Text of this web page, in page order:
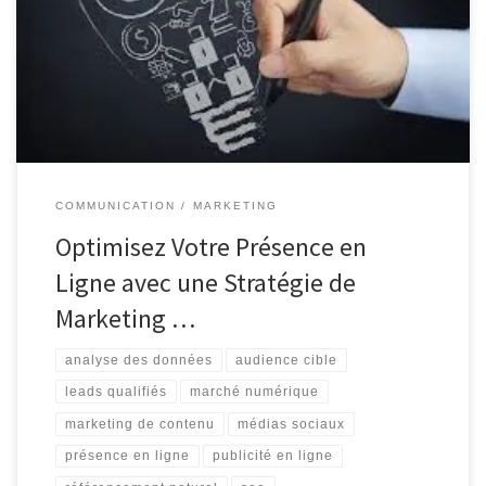
marketing digital efficace est essentielle pour toute entreprise
cherchant à prospérer en ligne. Que vous soyez une petite start-up
ou une grande entreprise établie, la mise en place d’une stratégie
COMMUNICATION MARKETING
Optimisez Votre Présence en
Ligne avec une Stratégie de
Marketing …
analyse des données audience cible
leads qualifiés marché numérique
marketing de contenu médias sociaux
présence en ligne publicité en ligne